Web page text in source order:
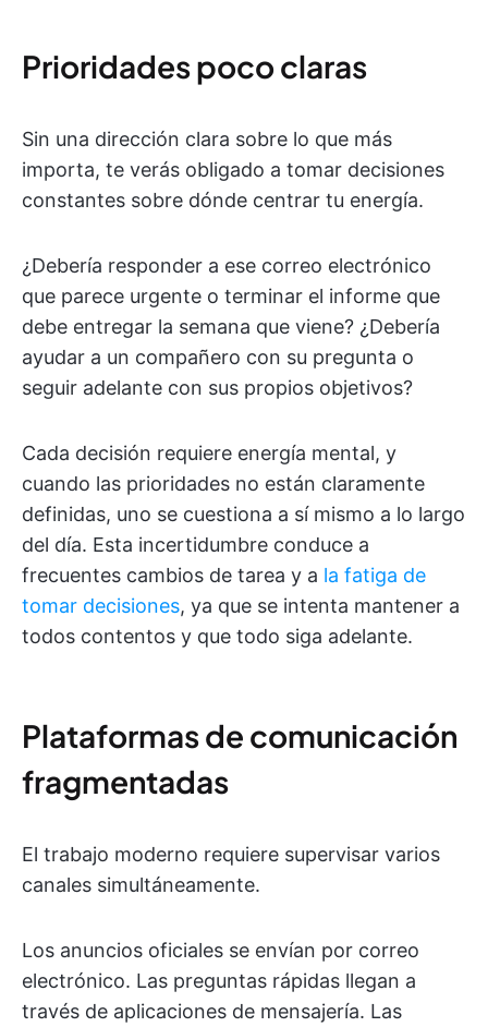
Prioridades poco claras
Sin una dirección clara sobre lo que más
importa, te verás obligado a tomar decisiones
constantes sobre dónde centrar tu energía.
¿Debería responder a ese correo electrónico
que parece urgente o terminar el informe que
debe entregar la semana que viene? ¿Debería
ayudar a un compañero con su pregunta o
seguir adelante con sus propios objetivos?
Cada decisión requiere energía mental, y
cuando las prioridades no están claramente
definidas, uno se cuestiona a sí mismo a lo largo
del día. Esta incertidumbre conduce a
frecuentes cambios de tarea y a la fatiga de
tomar decisiones, ya que se intenta mantener a
todos contentos y que todo siga adelante.
Plataformas de comunicación
fragmentadas
El trabajo moderno requiere supervisar varios
canales simultáneamente.
Los anuncios oficiales se envían por correo
electrónico. Las preguntas rápidas llegan a
través de aplicaciones de mensajería. Las